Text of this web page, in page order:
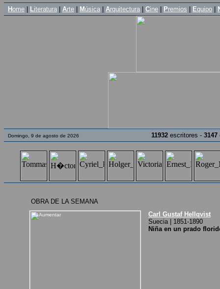
Home Literatura Arte M úsica Arquitectura Cine Premios Equipo
Domingo, 9 de agosto de 2026 11932 escritores - 3147
OBRA DE LA SEMANA
Carl Gustaf Hellqvist
Suecia | 1851-1890
Niña en un prado